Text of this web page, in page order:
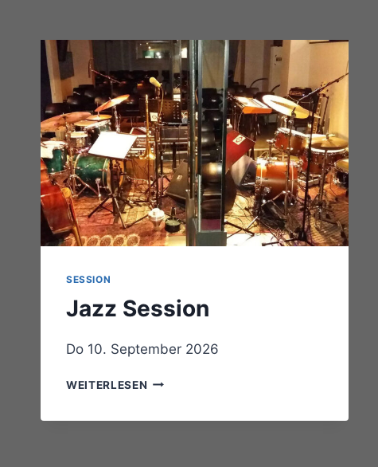
SESSION
Jazz Session
Do 10. September 2026
WEITERLESEN JAZZ